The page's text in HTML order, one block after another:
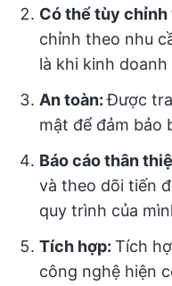
Có thể tùy chỉnh
chỉnh theo nhu
là khi kinh
An toàn:Được
mật để đảm bảo
Báo cáo thân
và theo dõi tiến
quy trình của
Tích hợp: Tích
công nghệ hiện